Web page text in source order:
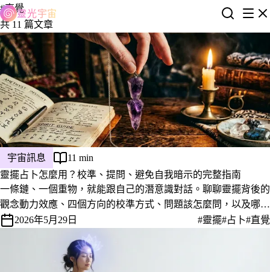
靈光宇宙
#直覺
共 11 篇文章
宇宙訊息
11 min
靈擺占卜怎麼用？校準、提問、避免自我暗示的完整指南
一條鏈、一個重物，就能跟自己的潛意識對話。聊聊靈擺背後的
觀念動力效應、四個方向的校準方式、問題該怎麼問，以及哪些
事不該拿靈擺問。
2026年5月29日 #靈擺#占卜#直覺